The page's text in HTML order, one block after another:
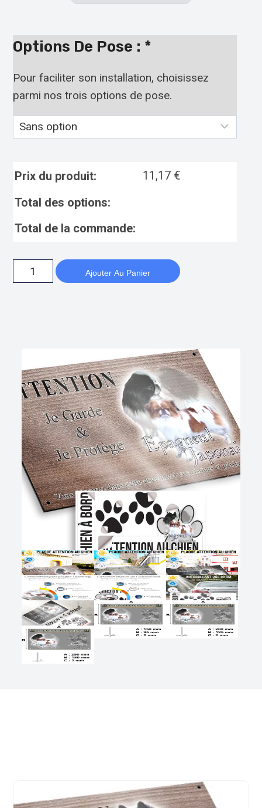
Options De Pose : *
Pour faciliter son installation, choisissez
parmi nos trois options de pose.
Prix du produit: 11,17 €
Total des options:
Total de la commande:
Ajouter Au Panier